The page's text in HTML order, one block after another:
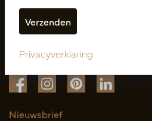
Volg ons
Nieuwsbrief
Privacyverklaring